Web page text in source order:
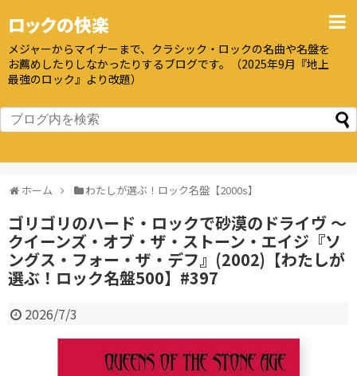
ロックの快楽
メジャーからマイナーまで、クラシック・ロックの名曲や名盤を
お薦めしたりしなかったりするブログです。（2025年9月『地上
最強のロック』より改題）
ホーム わたしが選ぶ！ロック名盤【2000s】
ゴリゴリのハード・ロックで砂漠のドライヴ 〜
クイーンズ・オブ・ザ・ストーン・エイジ『ソ
ングス・フォー・ザ・デフ』(2002)【わたしが
選ぶ！ロック名盤500】#397
2026/7/3